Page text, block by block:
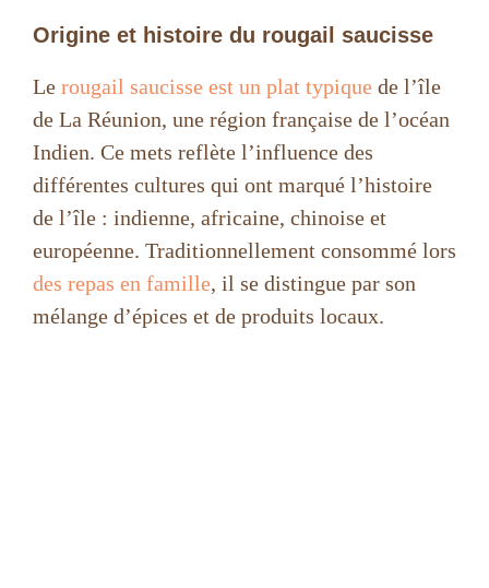
Origine et histoire du rougail saucisse
Le rougail saucisse est un plat typique de l’île
de La Réunion, une région française de l’océan
Indien. Ce mets reflète l’influence des
différentes cultures qui ont marqué l’histoire
de l’île : indienne, africaine, chinoise et
européenne. Traditionnellement consommé lors
des repas en famille, il se distingue par son
mélange d’épices et de produits locaux.